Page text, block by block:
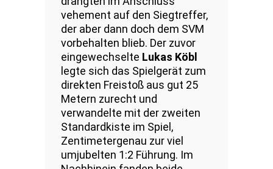
vehement auf den Siegtreffer,
der aber dann doch dem SVM
vorbehalten blieb. Der zuvor
eingewechselte Lukas Köbl
legte sich das Spielgerät zum
direkten Freistoß aus gut 25
Metern zurecht und
verwandelte mit der zweiten
Standardkiste im Spiel,
Zentimetergenau zur viel
umjubelten 1:2 Führung. Im